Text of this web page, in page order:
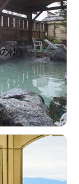
そのはず、こ
ったのだ。
い見た目と温
というやつで
ゆ）